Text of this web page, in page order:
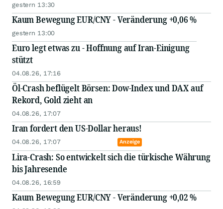
gestern 13:30
Kaum Bewegung EUR/CNY - Veränderung +0,06 %
gestern 13:00
Euro legt etwas zu - Hoffnung auf Iran-Einigung
stützt
04.08.26, 17:16
Öl-Crash beflügelt Börsen: Dow-Index und DAX auf
Rekord, Gold zieht an
04.08.26, 17:07
Iran fordert den US-Dollar heraus!
04.08.26, 17:07 Anzeige
Lira-Crash: So entwickelt sich die türkische Währung
bis Jahresende
04.08.26, 16:59
Kaum Bewegung EUR/CNY - Veränderung +0,02 %